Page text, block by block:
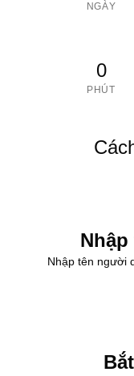
NGÀY
0
PHÚT
Nhập tên người